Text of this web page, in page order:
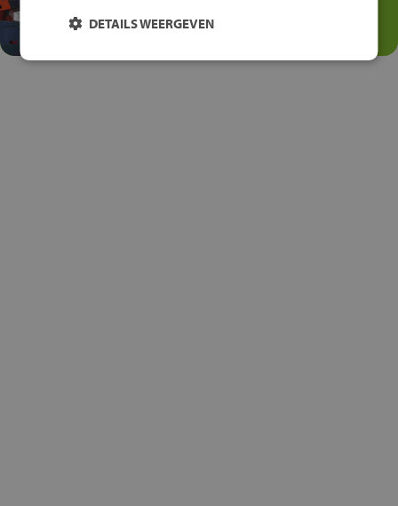
thuiskomen!
DETAILS WEERGEVEN